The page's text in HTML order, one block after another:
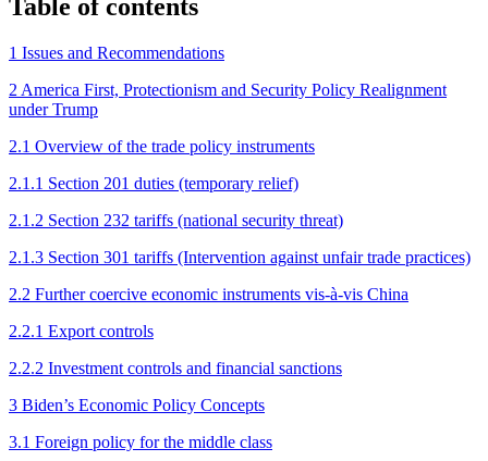
Table of contents
1 Issues and Recommendations
2 America First, Protectionism and Security Policy Realign­ment
under Trump
2.1 Overview of the trade policy instruments
2.1.1 Section 201 duties (temporary relief)
2.1.2 Section 232 tariffs (national security threat)
2.1.3 Section 301 tariffs (Intervention against unfair trade practices)
2.2 Further coercive economic instruments vis-à-vis China
2.2.1 Export controls
2.2.2 Investment controls and financial sanctions
3 Biden’s Economic Policy Concepts
3.1 Foreign policy for the middle class